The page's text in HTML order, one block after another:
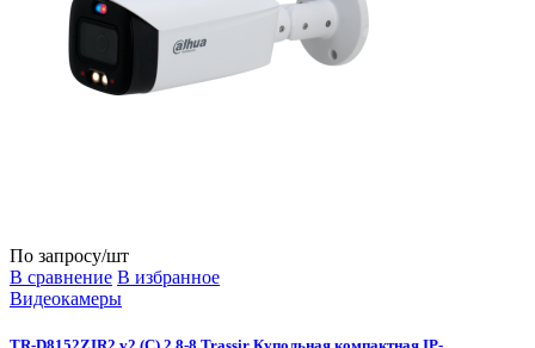
По запросу/шт
В сравнение В избранное
Видеокамеры